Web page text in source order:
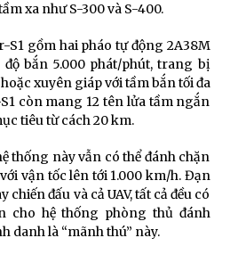
xa như S-300 và S-400.
S1 gồm hai pháo tự động 2A38M
bắn 5.000 phát/phút, trang bị
xuyên giáp với tầm bắn tối đa
còn mang 12 tên lửa tầm ngắn
tiêu từ cách 20 km.
thống này vẫn có thể đánh chặn
vận tốc lên tới 1.000 km/h. Đạn
đấu và cả UAV, tất cả đều có
cho hệ thống phòng thủ đánh
danh là “mãnh thú” này.